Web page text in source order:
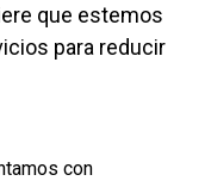
que estemos
para reducir
con